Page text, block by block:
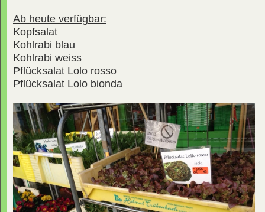
Ab heute verfügbar:
Kopfsalat
Kohlrabi blau
Kohlrabi weiss
Pflücksalat Lolo rosso
Pflücksalat Lolo bionda